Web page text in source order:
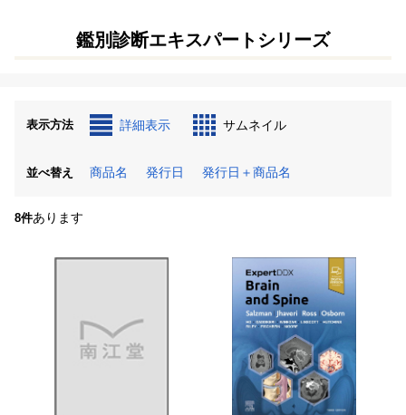
鑑別診断エキスパートシリーズ
表示方法 詳細表示 サムネイル
並べ替え 商品名 発行日 発行日＋商品名
8件あります